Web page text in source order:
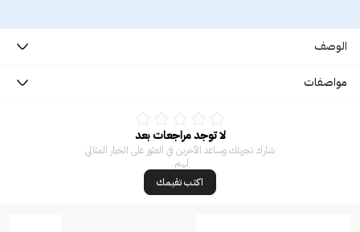
الوصف
مواصفات
لا توجد مراجعات بعد
شارك تجربتك وساعد الآخرين في العثور على الخيار المثالي
لهم.
اكتب تقيمك